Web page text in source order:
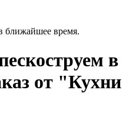
ближайшее время.
в
от "Кухни